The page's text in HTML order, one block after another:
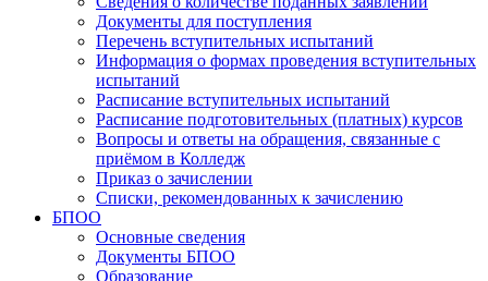
Документы для поступления
Перечень вступительных испытаний
Информация о формах проведения вступительных
испытаний
Расписание вступительных испытаний
Расписание подготовительных (платных) курсов
Вопросы и ответы на обращения, связанные с
приёмом в Колледж
Приказ о зачислении
Списки, рекомендованных к зачислению
БПОО
Основные сведения
Документы БПОО
Образование